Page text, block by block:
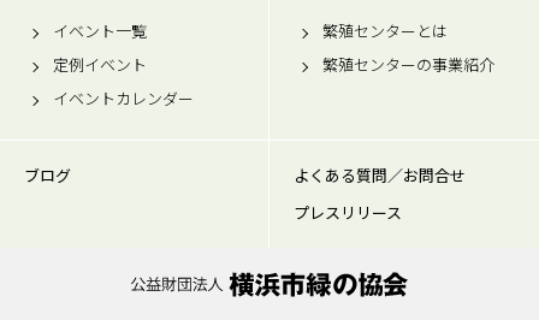
イベント一覧
定例イベント
イベントカレンダー
繁殖センターとは
繁殖センターの事業紹介
ブログ
よくある質問／お問合せ
プレスリリース